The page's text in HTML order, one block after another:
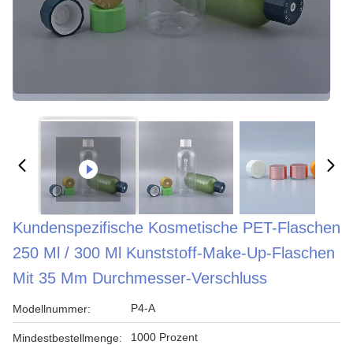
Kundenspezifische Kosmetische PET-Flaschen
250 Ml / 300 Ml Kunststoff-Make-Up-Flaschen
Mit 35 Mm Durchmesser-Verschluss
Modellnummer: P4-A
Mindestbestellmenge: 1000 Prozent